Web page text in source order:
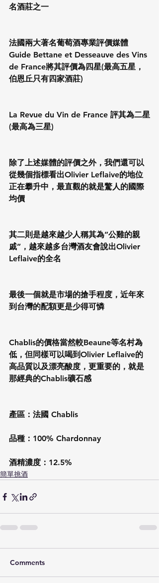
名酒莊之一
法國兩大著名葡萄酒專業評價媒體
Guide Bettane et Desseauve des Vins
de France將其評價為四星(最高五星，
伯恩丘只有四家酒莊)
La Revue du Vin de France 評其為二星
(最高為三星)
除了上述媒體的評價之外，我們還可以
從幾個指標看出Olivier Leflaive的地位
正在攀升中，最直觀的就是驚人的國際
均價
其二則是越來越少人稱其為”公雞的親
戚”，越來越多台灣酒友會說出Olivier
Leflaive的全名
最後一個就是市場的搶手程度，近年來
到台灣的配額更是少得可憐
Chablis的價格當然較Beaune等名村為
低，但同樣可以喝到Olivier Leflaive的
高品質以及漂亮酸度，更重要的，就是
那經典的Chablis礦石感
產區：法國 Chablis
品種：100% Chardonnay
酒精濃度：12.5%
簡單挑酒
Comments